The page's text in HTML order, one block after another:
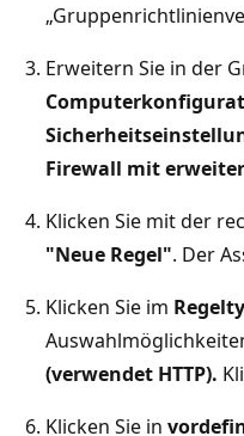
Erweitern Sie in der
Firewall mit
Klicken Sie mit der
"Neue Regel". Der
Klicken Sie im
(verwendet HTTP).
Klicken Sie in